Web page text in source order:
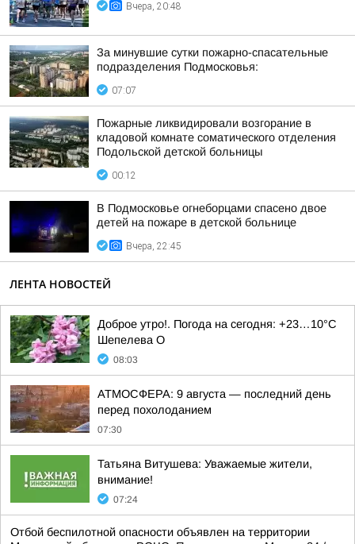
Вчера, 20:48
За минувшие сутки пожарно-спасательные
подразделения Подмосковья:
07:07
Пожарные ликвидировали возгорание в
кладовой комнате соматического отделения
Подольской детской больницы
00:12
В Подмосковье огнеборцами спасено двое
детей на пожаре в детской больнице
Вчера, 22:45
ЛЕНТА НОВОСТЕЙ
Доброе утро!. Погода на сегодня: +23…10°С
Шепелева О
08:03
АТМОСФЕРА: 9 августа — последний день
перед похолоданием
07:30
Татьяна Витушева: Уважаемые жители,
внимание!
07:24
Отбой беспилотной опасности объявлен на территории